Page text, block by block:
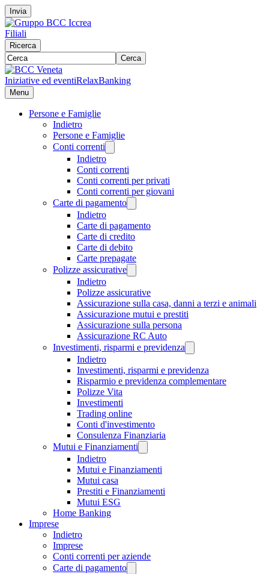
Invia
Filiali
Ricerca
Cerca
Iniziative ed eventiRelaxBanking
Menu
Persone e Famiglie
Indietro
Persone e Famiglie
Conti correnti
Indietro
Conti correnti
Conti correnti per privati
Conti correnti per giovani
Carte di pagamento
Indietro
Carte di pagamento
Carte di credito
Carte di debito
Carte prepagate
Polizze assicurative
Indietro
Polizze assicurative
Assicurazione sulla casa, danni a terzi e animali
Assicurazione mutui e prestiti
Assicurazione sulla persona
Assicurazione RC Auto
Investimenti, risparmi e previdenza
Indietro
Investimenti, risparmi e previdenza
Risparmio e previdenza complementare
Polizze Vita
Investimenti
Trading online
Conti d'investimento
Consulenza Finanziaria
Mutui e Finanziamenti
Indietro
Mutui e Finanziamenti
Mutui casa
Prestiti e Finanziamenti
Mutui ESG
Home Banking
Imprese
Indietro
Imprese
Conti correnti per aziende
Carte di pagamento